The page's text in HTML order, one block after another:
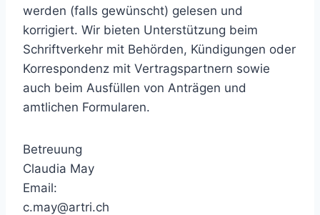
werden (falls gewünscht) gelesen und
korrigiert. Wir bieten Unterstützung beim
Schriftverkehr mit Behörden, Kündigungen oder
Korrespondenz mit Vertragspartnern sowie
auch beim Ausfüllen von Anträgen und
amtlichen Formularen.
Betreuung
Claudia May
Email:
c.may@artri.ch